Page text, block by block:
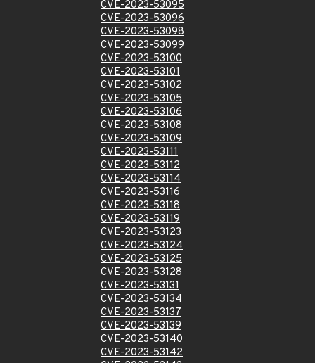
CVE-2023-53095
CVE-2023-53096
CVE-2023-53098
CVE-2023-53099
CVE-2023-53100
CVE-2023-53101
CVE-2023-53102
CVE-2023-53105
CVE-2023-53106
CVE-2023-53108
CVE-2023-53109
CVE-2023-53111
CVE-2023-53112
CVE-2023-53114
CVE-2023-53116
CVE-2023-53118
CVE-2023-53119
CVE-2023-53123
CVE-2023-53124
CVE-2023-53125
CVE-2023-53128
CVE-2023-53131
CVE-2023-53134
CVE-2023-53137
CVE-2023-53139
CVE-2023-53140
CVE-2023-53142